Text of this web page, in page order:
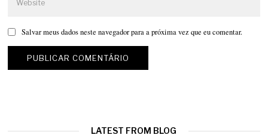
Salvar meus dados neste navegador para a próxima vez que eu comentar.
LATEST FROM BLOG